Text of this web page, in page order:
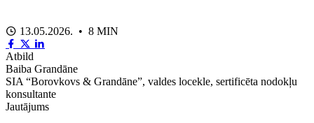
13.05.2026. • 8 MIN
Atbild
Baiba Grandāne
SIA “Borovkovs & Grandāne”, valdes locekle, sertificēta nodokļu
konsultante
Jautājums